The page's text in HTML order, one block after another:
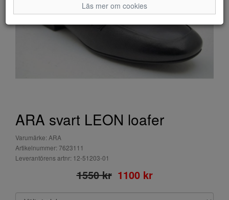
ARA svart LEON loafer
Varumärke: ARA
Artikelnummer: 7623111
Leverantörens artnr: 12-51203-01
1550 kr 1100 kr
Läs mer om cookies